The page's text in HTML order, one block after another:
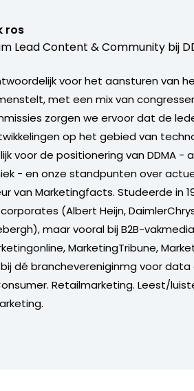
ros
Lead Content & Community bij
voor het aansturen van
met een mix van
zorgen we ervoor dat de
op het gebied van
voor de positionering van DDMA
- en onze standpunten over
van Marketingfacts. Studeerde in
(Albert Heijn,
maar vooral bij B2B-
MarketingTribune,
dé branchevereniginmg voor
Retailmarketing. Leest/